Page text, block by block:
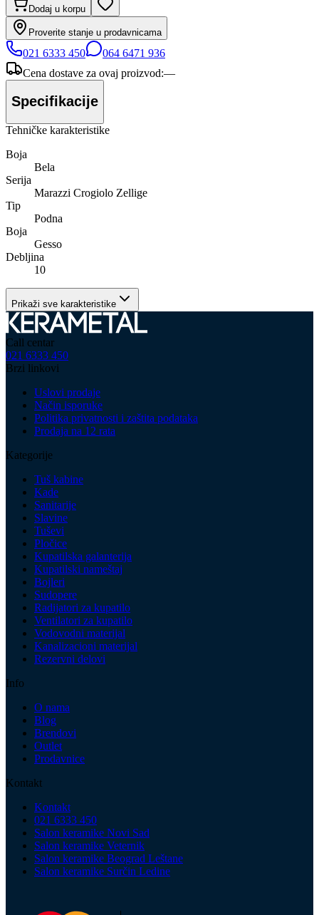
Dodaj u korpu
Proverite stanje u prodavnicama
021 6333 450
064 6471 936
Cena dostave za ovaj proizvod:—
Specifikacije
Tehničke karakteristike
Boja
Bela
Serija
Marazzi Crogiolo Zellige
Tip
Podna
Boja
Gesso
Debljina
10
Prikaži sve karakteristike
Call centar
021 6333 450
Brzi linkovi
Uslovi prodaje
Način isporuke
Politika privatnosti i zaštita podataka
Prodaja na 12 rata
Kategorije
Tuš kabine
Kade
Sanitarije
Slavine
Tuševi
Pločice
Kupatilska galanterija
Kupatilski nameštaj
Bojleri
Sudopere
Radijatori za kupatilo
Ventilatori za kupatilo
Vodovodni materijal
Kanalizacioni materijal
Rezervni delovi
Info
O nama
Blog
Brendovi
Outlet
Prodavnice
Kontakt
Kontakt
021 6333 450
Salon keramike Novi Sad
Salon keramike Veternik
Salon keramike Beograd Leštane
Salon keramike Surčin Ledine